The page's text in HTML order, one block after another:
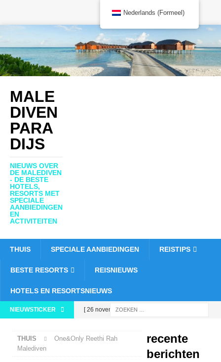
MALE
DIVEN
PARA
DIJS
NIEUWS OVER
DE MALEDIVEN
- DE BESTE
HOTELS,
RESORTS MET
SPECIALE
AANBIEDINGEN
EN
ACTIVITEITEN
THUIS SPECIALE AANBIEDINGEN REISTIPS
BESTE RESORTS REISNIEUWS
HOTELS EN RESORTSNIEUWS
NIEUWSTICKER [ 26 november
Fushi werkt samen
THUIS
One&Only Reethi Rah
Malediven
recente
berichten
Nederlands (Formeel)